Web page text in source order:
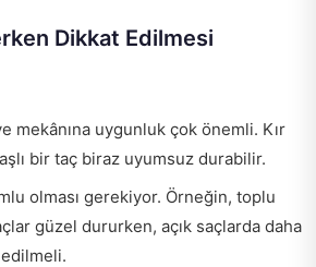
Dikkat Edilmesi
mekânına uygunluk çok önemli. Kır
bir taç biraz uyumsuz durabilir.
olması gerekiyor. Örneğin, toplu
güzel dururken, açık saçlarda daha